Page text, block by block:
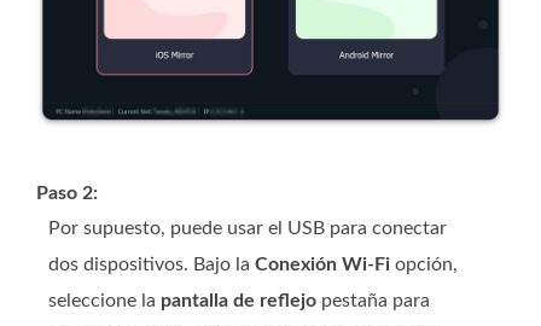
Paso 2:
Por supuesto, puede usar el USB para conectar
dos dispositivos. Bajo la Conexión Wi-Fi opción,
seleccione la pantalla de reflejo pestaña para